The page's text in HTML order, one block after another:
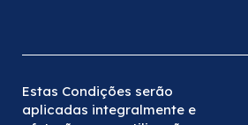
Estas Condições serão
aplicadas integralmente e